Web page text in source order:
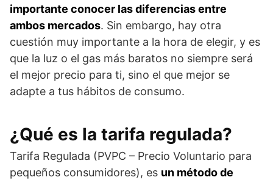
importante conocer las diferencias entre
ambos mercados. Sin embargo, hay otra
cuestión muy importante a la hora de elegir, y es
que la luz o el gas más baratos no siempre será
el mejor precio para ti, sino el que mejor se
adapte a tus hábitos de consumo.
¿Qué es la tarifa regulada?
Tarifa Regulada (PVPC – Precio Voluntario para
pequeños consumidores), es un método de